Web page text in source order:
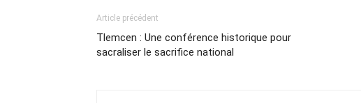
Article précédent
Tlemcen : Une conférence historique pour
sacraliser le sacrifice national